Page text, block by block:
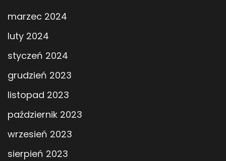
marzec 2024
luty 2024
styczeń 2024
grudzień 2023
listopad 2023
październik 2023
wrzesień 2023
sierpień 2023